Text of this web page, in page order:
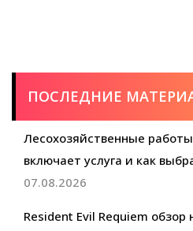
ПОСЛЕДНИЕ
Лесохозяйственные
включает услуга и как
07.08.2026
Resident Evil Requiem